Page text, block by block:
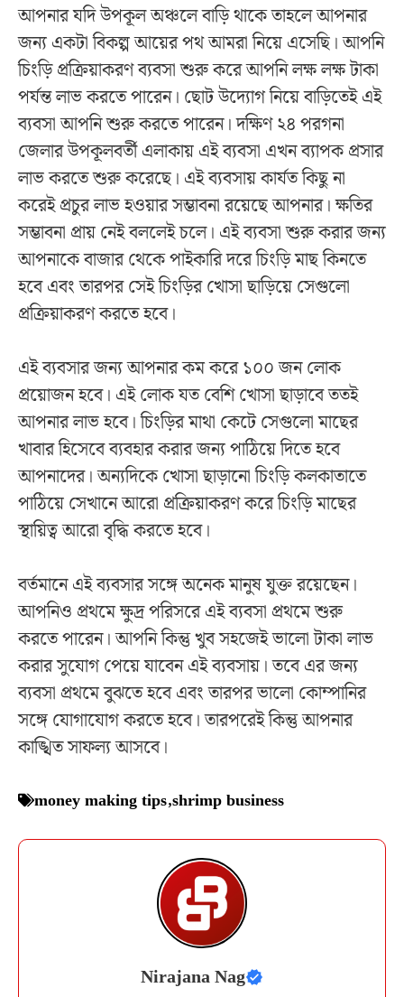
আপনার যদি উপকূল অঞ্চলে বাড়ি থাকে তাহলে আপনার
জন্য একটা বিকল্প আয়ের পথ আমরা নিয়ে এসেছি। আপনি
চিংড়ি প্রক্রিয়াকরণ ব্যবসা শুরু করে আপনি লক্ষ লক্ষ টাকা
পর্যন্ত লাভ করতে পারেন। ছোট উদ্যোগ নিয়ে বাড়িতেই এই
ব্যবসা আপনি শুরু করতে পারেন। দক্ষিণ ২৪ পরগনা
জেলার উপকূলবর্তী এলাকায় এই ব্যবসা এখন ব্যাপক প্রসার
লাভ করতে শুরু করেছে। এই ব্যবসায় কার্যত কিছু না
করেই প্রচুর লাভ হওয়ার সম্ভাবনা রয়েছে আপনার। ক্ষতির
সম্ভাবনা প্রায় নেই বললেই চলে। এই ব্যবসা শুরু করার জন্য
আপনাকে বাজার থেকে পাইকারি দরে চিংড়ি মাছ কিনতে
হবে এবং তারপর সেই চিংড়ির খোসা ছাড়িয়ে সেগুলো
প্রক্রিয়াকরণ করতে হবে।
এই ব্যবসার জন্য আপনার কম করে ১০০ জন লোক
প্রয়োজন হবে। এই লোক যত বেশি খোসা ছাড়াবে ততই
আপনার লাভ হবে। চিংড়ির মাথা কেটে সেগুলো মাছের
খাবার হিসেবে ব্যবহার করার জন্য পাঠিয়ে দিতে হবে
আপনাদের। অন্যদিকে খোসা ছাড়ানো চিংড়ি কলকাতাতে
পাঠিয়ে সেখানে আরো প্রক্রিয়াকরণ করে চিংড়ি মাছের
স্থায়িত্ব আরো বৃদ্ধি করতে হবে।
বর্তমানে এই ব্যবসার সঙ্গে অনেক মানুষ যুক্ত রয়েছেন।
আপনিও প্রথমে ক্ষুদ্র পরিসরে এই ব্যবসা প্রথমে শুরু
করতে পারেন। আপনি কিন্তু খুব সহজেই ভালো টাকা লাভ
করার সুযোগ পেয়ে যাবেন এই ব্যবসায়। তবে এর জন্য
ব্যবসা প্রথমে বুঝতে হবে এবং তারপর ভালো কোম্পানির
সঙ্গে যোগাযোগ করতে হবে। তারপরেই কিন্তু আপনার
কাঙ্খিত সাফল্য আসবে।
money making tips,shrimp business
Nirajana Nag